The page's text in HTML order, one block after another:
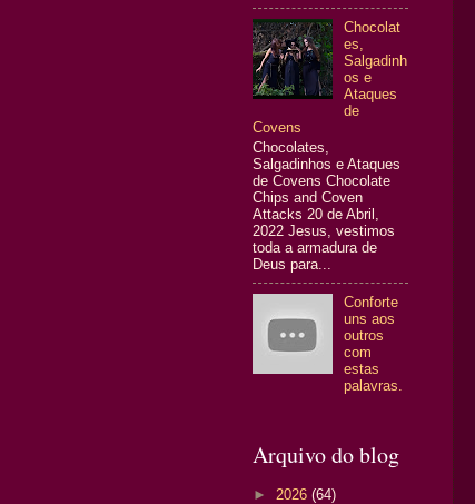
Chocolat
es,
Salgadinh
os e
Ataques
de
Covens
Chocolates,
Salgadinhos e Ataques
de Covens Chocolate
Chips and Coven
Attacks 20 de Abril,
2022 Jesus, vestimos
toda a armadura de
Deus para...
Conforte
uns aos
outros
com
estas
palavras.
Arquivo do blog
► 2026 (64)